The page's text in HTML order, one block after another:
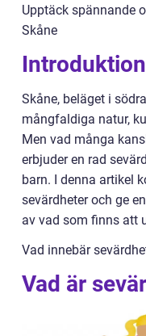
Upptäck spännande
Skåne
Skåne, beläget i
mångfaldiga natur,
Men vad många
erbjuder en rad
barn. I denna artikel
sevärdheter och ge
av vad som finns att
Vad innebär
Vad är